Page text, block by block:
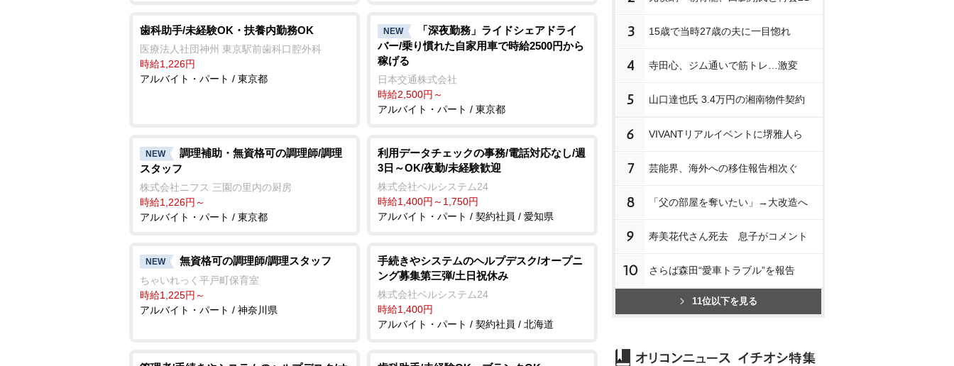
歯科助手/未経験OK・扶養内勤務OK
医療法人社団神州 東京駅前歯科口腔外科
時給1,226円
アルバイト・パート / 東京都
NEW
「深夜勤務」ライドシェアドライ
バー/乗り慣れた自家用車で時給2500円から
稼げる
日本交通株式会社
時給2,500円～
アルバイト・パート / 東京都
NEW
調理補助・無資格可の調理師/調理
スタッフ
株式会社ニフス 三園の里内の厨房
時給1,226円～
アルバイト・パート / 東京都
利用データチェックの事務/電話対応なし/週
3日～OK/夜勤/未経験歓迎
株式会社ベルシステム24
時給1,400円～1,750円
アルバイト・パート / 契約社員 / 愛知県
NEW 無資格可の調理師/調理スタッフ
ちゃいれっく平戸町保育室
時給1,225円～
アルバイト・パート / 神奈川県
手続きやシステムのヘルプデスク/オープニ
ング募集第三弾/土日祝休み
株式会社ベルシステム24
時給1,400円
アルバイト・パート / 契約社員 / 北海道
3 15歳で当時27歳の夫に一目惚れ
4 寺田心、ジム通いで筋トレ…激変
5 山口達也氏 3.4万円の湘南物件契約
6 VIVANTリアルイベントに堺雅人ら
7 芸能界、海外への移住報告相次ぐ
8 「父の部屋を奪いたい」→大改造へ
9 寿美花代さん死去 息子がコメント
10 さらば森田“愛車トラブル”を報告
11位以下を見る